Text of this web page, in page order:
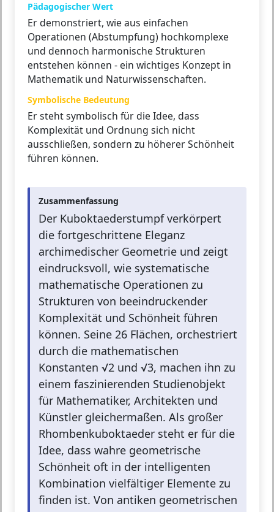
Pädagogischer Wert
Er demonstriert, wie aus einfachen
Operationen (Abstumpfung) hochkomplexe
und dennoch harmonische Strukturen
entstehen können - ein wichtiges Konzept in
Mathematik und Naturwissenschaften.
Symbolische Bedeutung
Er steht symbolisch für die Idee, dass
Komplexität und Ordnung sich nicht
ausschließen, sondern zu höherer Schönheit
führen können.
Zusammenfassung
Der Kuboktaederstumpf verkörpert
die fortgeschrittene Eleganz
archimedischer Geometrie und zeigt
eindrucksvoll, wie systematische
mathematische Operationen zu
Strukturen von beeindruckender
Komplexität und Schönheit führen
können. Seine 26 Flächen, orchestriert
durch die mathematischen
Konstanten √2 und √3, machen ihn zu
einem faszinierenden Studienobjekt
für Mathematiker, Architekten und
Künstler gleichermaßen. Als großer
Rhombenkuboktaeder steht er für die
Idee, dass wahre geometrische
Schönheit oft in der intelligenten
Kombination vielfältiger Elemente zu
finden ist. Von antiken geometrischen